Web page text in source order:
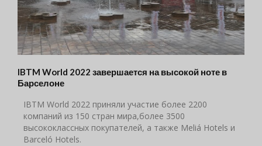
IBTM World 2022 завершается на высокой ноте в
Барселоне
IBTM World 2022 приняли участие более 2200
компаний из 150 стран мира,более 3500
высококлассных покупателей, а также Meliá Hotels и
Barceló Hotels.